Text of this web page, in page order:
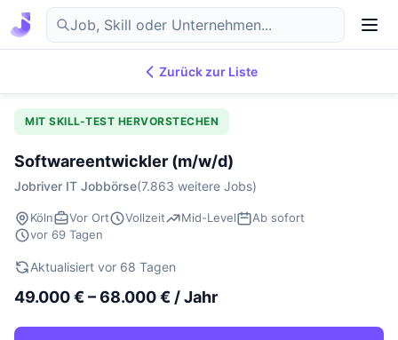
DE
Zurück zur Liste
MIT SKILL-TEST HERVORSTECHEN
Softwareentwickler (m/w/d)
Jobriver IT Jobbörse(7.863 weitere Jobs)
Köln Vor Ort Vollzeit Mid-Level
Ab sofort
vor 69 Tagen
Aktualisiert vor 68 Tagen
49.000 € – 68.000 € / Jahr